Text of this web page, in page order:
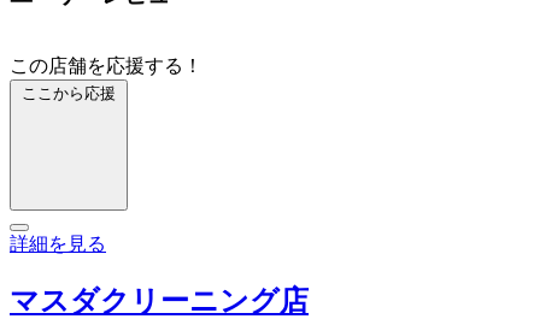
この店舗を応援する！
ここから応援
詳細を見る
マスダクリーニング店